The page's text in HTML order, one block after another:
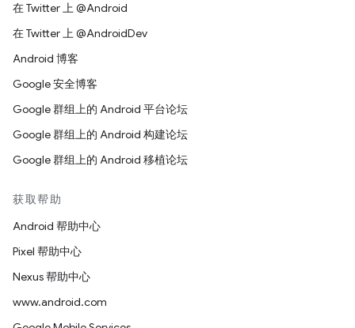
在 Twitter 上 @Android
在 Twitter 上 @AndroidDev
Android 博客
Google 安全博客
Google 群组上的 Android 平台论坛
Google 群组上的 Android 构建论坛
Google 群组上的 Android 移植论坛
获取帮助
Android 帮助中心
Pixel 帮助中心
Nexus 帮助中心
www.android.com